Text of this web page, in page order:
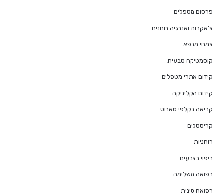
פרסום מטפלים
צ'אקרות ואנרגיה רוחנית
צמחי מרפא
קוסמטיקה טבעית
קידום אתרי מטפלים
קידום הקליניקה
קריאה בקלפי טארוט
קריסטלים
רוחניות
ריפוי בצבעים
רפואה משלימה
רפואה סינית